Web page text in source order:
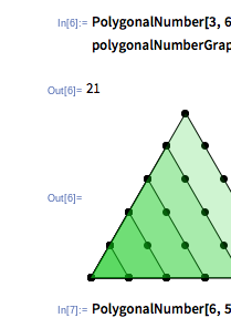
In[6]:=
Out[6]=
Out[6]=
In[7]:=